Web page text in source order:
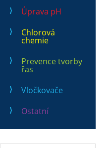
Úprava pH
Chlorová
chemie
Prevence tvorby
řas
Vločkovače
Ostatní